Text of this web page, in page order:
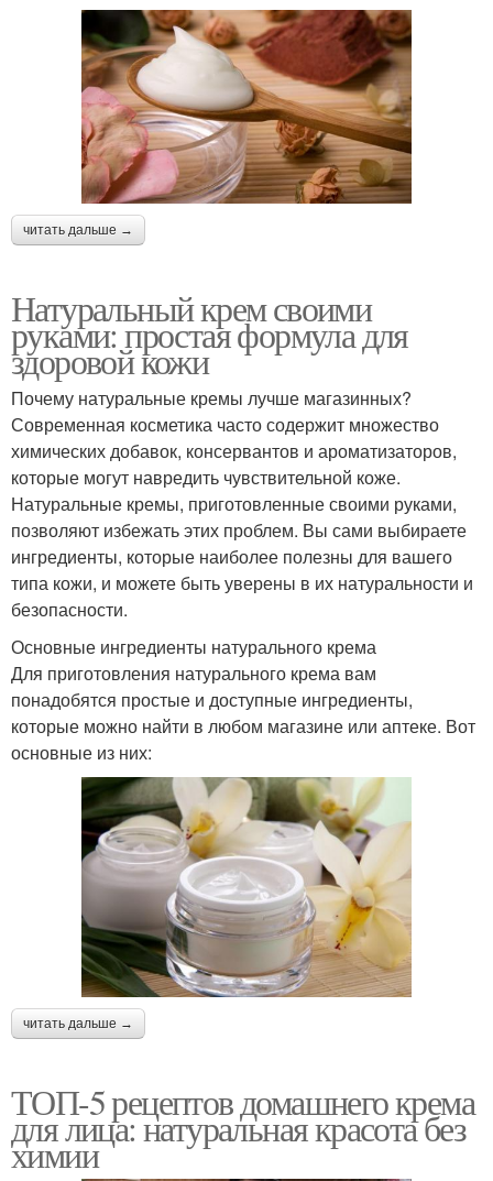
читать дальше →
Натуральный крем своими
руками: простая формула для
здоровой кожи
Почему натуральные кремы лучше магазинных?
Современная косметика часто содержит множество
химических добавок, консервантов и ароматизаторов,
которые могут навредить чувствительной коже.
Натуральные кремы, приготовленные своими руками,
позволяют избежать этих проблем. Вы сами выбираете
ингредиенты, которые наиболее полезны для вашего
типа кожи, и можете быть уверены в их натуральности и
безопасности.
Основные ингредиенты натурального крема
Для приготовления натурального крема вам
понадобятся простые и доступные ингредиенты,
которые можно найти в любом магазине или аптеке. Вот
основные из них:
читать дальше →
ТОП-5 рецептов домашнего крема
для лица: натуральная красота без
химии